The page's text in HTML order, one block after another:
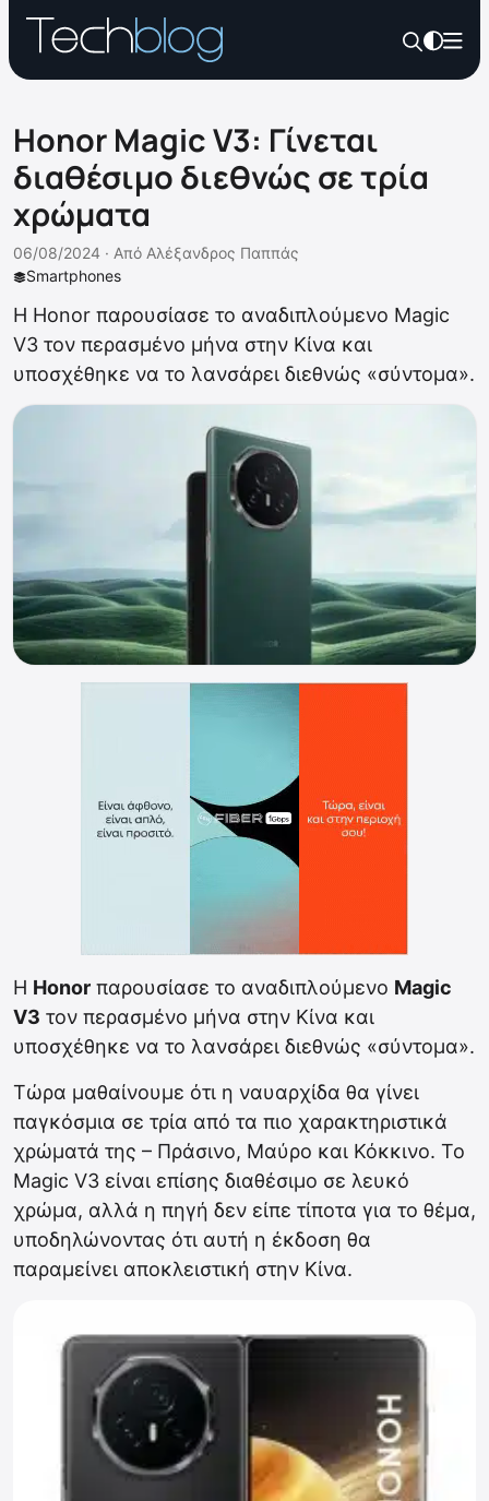
Honor Magic V3: Γίνεται
διαθέσιμο διεθνώς σε τρία
χρώματα
Smartphones
06/08/2024 · Από Αλέξανδρος Παππάς
Η Honor παρουσίασε το αναδιπλούμενο Magic
V3 τον περασμένο μήνα στην Κίνα και
υποσχέθηκε να το λανσάρει διεθνώς «σύντομα».
Η Honor παρουσίασε το αναδιπλούμενο Magic
V3 τον περασμένο μήνα στην Κίνα και
υποσχέθηκε να το λανσάρει διεθνώς «σύντομα».
Τώρα μαθαίνουμε ότι η ναυαρχίδα θα γίνει
παγκόσμια σε τρία από τα πιο χαρακτηριστικά
χρώματά της – Πράσινο, Μαύρο και Κόκκινο. Το
Magic V3 είναι επίσης διαθέσιμο σε λευκό
χρώμα, αλλά η πηγή δεν είπε τίποτα για το θέμα,
υποδηλώνοντας ότι αυτή η έκδοση θα
παραμείνει αποκλειστική στην Κίνα.